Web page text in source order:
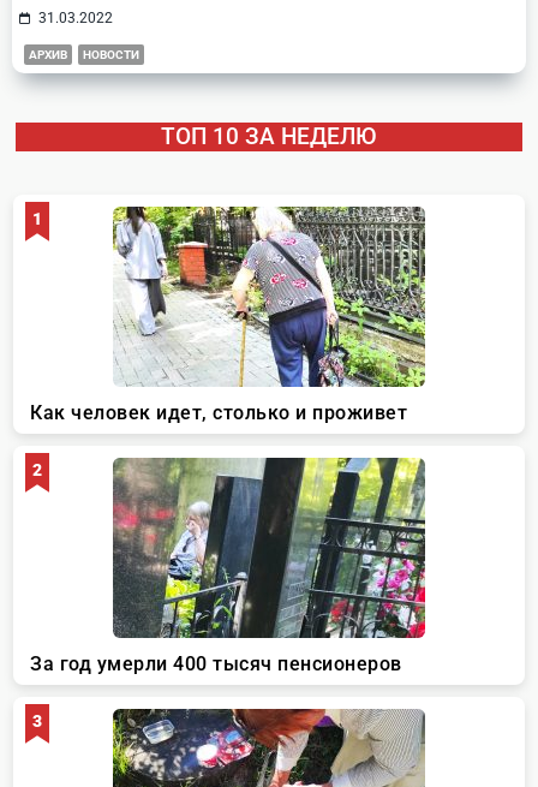
31.03.2022
АРХИВ НОВОСТИ
ТОП 10 ЗА НЕДЕЛЮ